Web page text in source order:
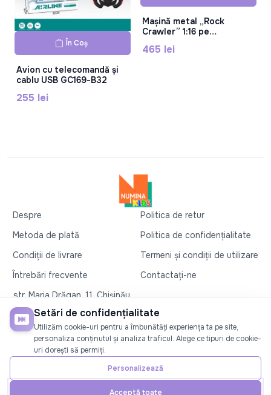
În Coș
Avion cu telecomandă și
cablu USB GC169-B32
255 lei
Mașină metal „Rock
Crawler” 1:16 pe
6141
465 lei
Despre
Politica de retur
Metoda de plată
Politica de confidențialitate
Condiții de livrare
Termeni și condiții de utilizare
Întrebări frecvente
Contactați-ne
str. Maria Drăgan, 11, Chișinău
+37360327279
©2026Numina Kids. Toate drepturile rezervate
SOCIAL
Setări de confidențialitate
Utilizăm cookie-uri pentru a îmbunătăți experiența ta pe site,
personaliza conținutul și analiza traficul. Alege ce tipuri de cookie-
uri dorești să permiți.
Personalizează
Acceptă toate